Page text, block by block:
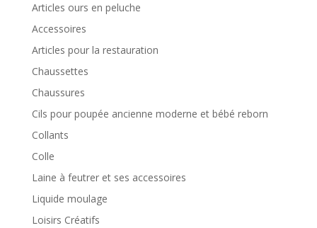
Articles ours en peluche
Accessoires
Articles pour la restauration
Chaussettes
Chaussures
Cils pour poupée ancienne moderne et bébé reborn
Collants
Colle
Laine à feutrer et ses accessoires
Liquide moulage
Loisirs Créatifs